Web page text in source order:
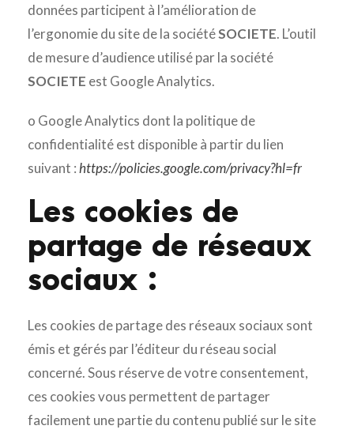
données participent à l’amélioration de
l’ergonomie du site de la sociétéSOCIETE. L’outil
de mesure d’audience utilisé par la société
SOCIETE est Google Analytics.
o Google Analytics dont la politique de
confidentialité est disponible à partir du lien
suivant :https://policies.google.com/privacy?hl=fr
Les cookies de
partage de réseaux
sociaux :
Les cookies de partage des réseaux sociaux sont
émis et gérés par l’éditeur du réseau social
concerné. Sous réserve de votre consentement,
ces cookies vous permettent de partager
facilement une partie du contenu publié sur le site